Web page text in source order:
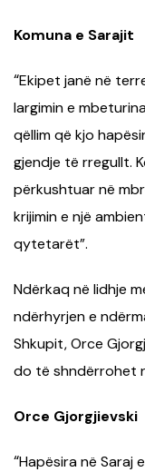
Komuna e Sarajit
“Ekipet janë në
largimin e
qëllim që kjo
gjendje të rregullt.
përkushtuar në
krijimin e një
qytetarët”.
Ndërkaq në lidhje
ndërhyrjen e
Shkupit, Orce
do të shndërrohet
Orce Gjorgjievski
“Hapësira në Saraj